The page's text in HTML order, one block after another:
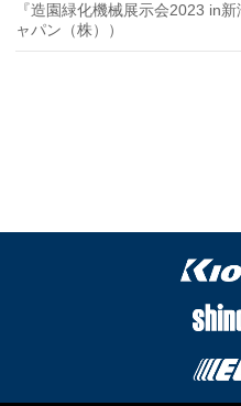
『造園緑化機械展示会2023 in
ャパン（株））